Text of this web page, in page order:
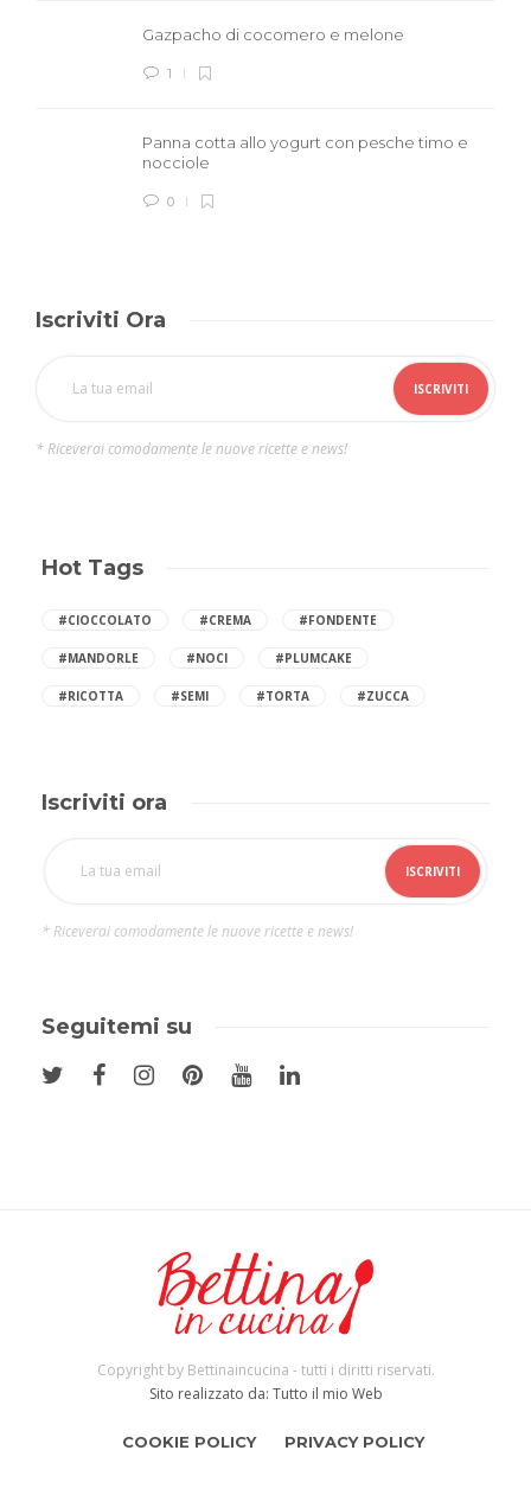
Gazpacho di cocomero e melone
1
Panna cotta allo yogurt con pesche timo e
nocciole
0
Iscriviti Ora
* Riceverai comodamente le nuove ricette e news!
Hot Tags
#CIOCCOLATO #CREMA #FONDENTE
#MANDORLE #NOCI #PLUMCAKE
#RICOTTA #SEMI #TORTA #ZUCCA
Iscriviti ora
* Riceverai comodamente le nuove ricette e news!
Seguitemi su
Copyright by Bettinaincucina - tutti i diritti riservati.
Sito realizzato da: Tutto il mio Web
COOKIE POLICY PRIVACY POLICY